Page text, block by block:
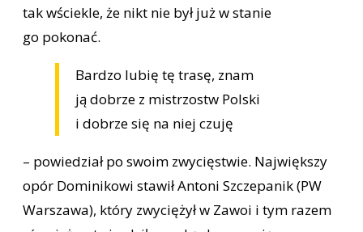
tak wściekle, że nikt nie był już w stanie
go pokonać.
Bardzo lubię tę trasę, znam
ją dobrze z mistrzostw Polski
i dobrze się na niej czuję
– powiedział po swoim zwycięstwie. Największy
opór Dominikowi stawił Antoni Szczepanik (PW
Warszawa), który zwyciężył w Zawoi i tym razem